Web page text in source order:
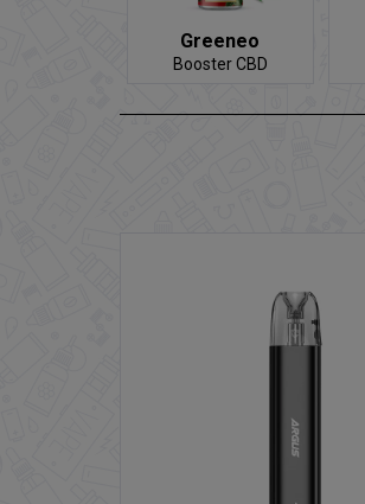
Greeneo
Booster CBD